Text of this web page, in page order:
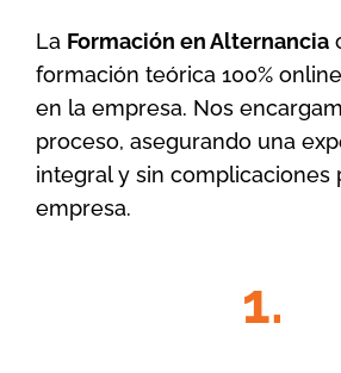
La Formación en Alternancia
formación teórica 100%
en la empresa. Nos
proceso, asegurando una
integral y sin complicaciones
empresa.
1.